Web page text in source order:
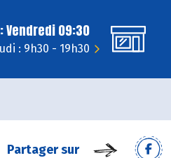
Vendredi 09:30
: 9h30 - 19h30
Partager sur